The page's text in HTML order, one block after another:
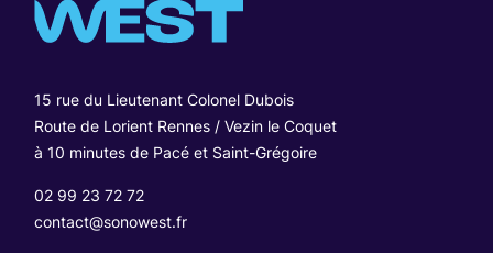
15 rue du Lieutenant Colonel Dubois
Route de Lorient Rennes / Vezin le Coquet
à 10 minutes de Pacé et Saint-Grégoire
02 99 23 72 72
contact@sonowest.fr